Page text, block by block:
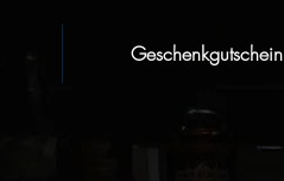
Geschenkgutschein